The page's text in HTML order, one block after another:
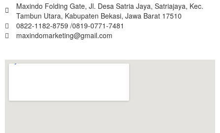
Maxindo Folding Gate, Jl. Desa Satria Jaya, Satriajaya, Kec.
Tambun Utara, Kabupaten Bekasi, Jawa Barat 17510
0822-1182-8759 /0819-0771-7481
maxindomarketing@gmail.com